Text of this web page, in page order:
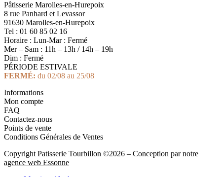
Pâtisserie Marolles-en-Hurepoix
8 rue Panhard et Levassor
91630 Marolles-en-Hurepoix
Tel : 01 60 85 02 16
Horaire : Lun-Mar : Fermé
Mer – Sam : 11h – 13h / 14h – 19h
Dim : Fermé
PÉRIODE ESTIVALE
FERMÉ: du 02/08 au 25/08
Informations
Mon compte
FAQ
Contactez-nous
Points de vente
Conditions Générales de Ventes
Copyright Patisserie Tourbillon ©2026 – Conception par notre
agence web Essonne